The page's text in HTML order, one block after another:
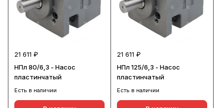
21 611 ₽
НПл 80/6,3 - Насос
пластинчатый
Есть в наличии
21 611 ₽
НПл 125/6,3 - Насос
пластинчатый
Есть в наличии